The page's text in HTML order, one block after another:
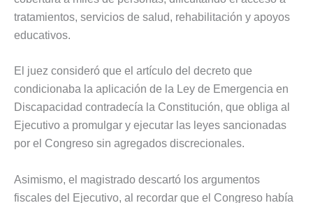
tratamientos, servicios de salud, rehabilitación y apoyos
educativos.
El juez consideró que el artículo del decreto que
condicionaba la aplicación de la Ley de Emergencia en
Discapacidad contradecía la Constitución, que obliga al
Ejecutivo a promulgar y ejecutar las leyes sancionadas
por el Congreso sin agregados discrecionales.
Asimismo, el magistrado descartó los argumentos
fiscales del Ejecutivo, al recordar que el Congreso había